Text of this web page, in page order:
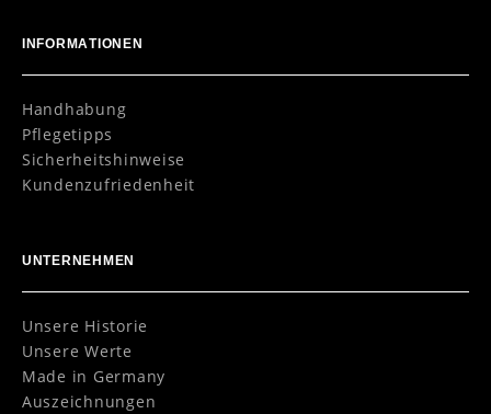
INFORMATIONEN
Handhabung
Pflegetipps
Sicherheitshinweise
Kundenzufriedenheit
UNTERNEHMEN
Unsere Historie
Unsere Werte
Made in Germany
Auszeichnungen